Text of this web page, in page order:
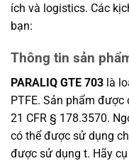
ích và logistics. Các
bạn:
Thông tin sản
PARALIQ GTE 703 là
PTFE. Sản phẩm được
21 CFR § 178.3570.
có thể được sử dụng
được sử dụng t. Hãy